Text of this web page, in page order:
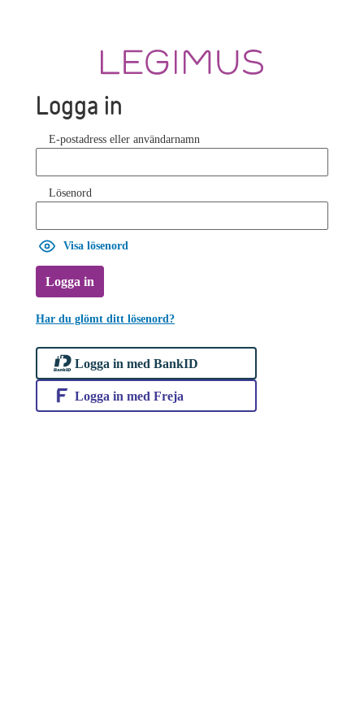
Logga in
E-postadress eller användarnamn
Lösenord
Visa lösenord
Logga in
Har du glömt ditt lösenord?
Logga in med BankID
Logga in med Freja